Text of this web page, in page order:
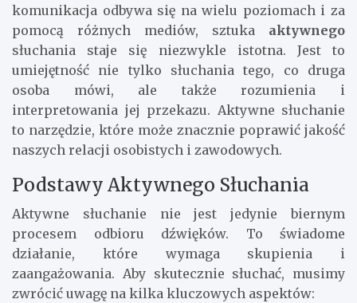
komunikacja odbywa się na wielu poziomach i za
pomocą różnych mediów, sztuka aktywnego
słuchania staje się niezwykle istotna. Jest to
umiejętność nie tylko słuchania tego, co druga
osoba mówi, ale także rozumienia i
interpretowania jej przekazu. Aktywne słuchanie
to narzędzie, które może znacznie poprawić jakość
naszych relacji osobistych i zawodowych.
Podstawy Aktywnego Słuchania
Aktywne słuchanie nie jest jedynie biernym
procesem odbioru dźwięków. To świadome
działanie, które wymaga skupienia i
zaangażowania. Aby skutecznie słuchać, musimy
zwrócić uwagę na kilka kluczowych aspektów: